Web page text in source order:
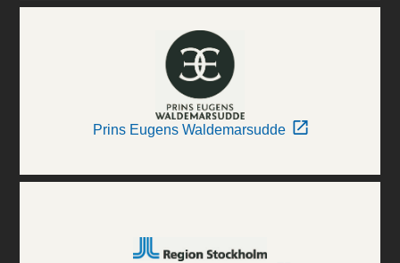
Prins Eugens Waldemarsudde